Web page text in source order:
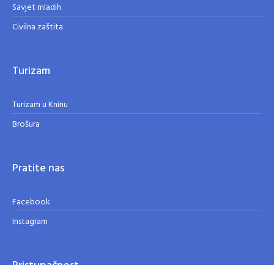
Savjet mladih
Civilna zaštita
Turizam
Turizam u Kninu
Brošura
Pratite nas
Facebook
Instagram